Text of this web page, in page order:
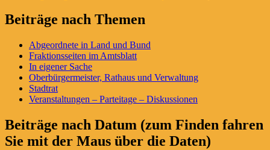
Beiträge nach Themen
Abgeordnete in Land und Bund
Fraktionsseiten im Amtsblatt
In eigener Sache
Oberbürgermeister, Rathaus und Verwaltung
Stadtrat
Veranstaltungen – Parteitage – Diskussionen
Beiträge nach Datum (zum Finden fahren
Sie mit der Maus über die Daten)